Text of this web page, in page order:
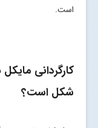
است.
کارگردانی
شکل است؟